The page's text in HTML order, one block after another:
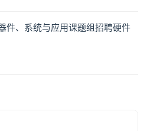
件、系统与应用课题组招聘硬件